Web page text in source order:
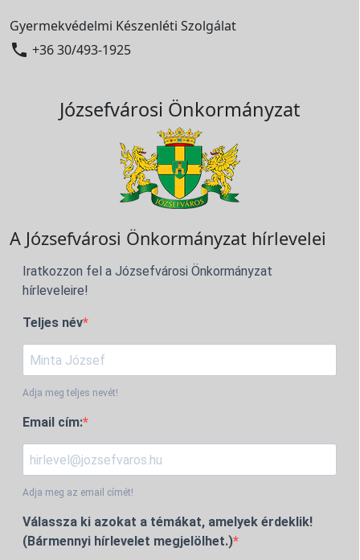
Gyermekvédelmi Készenléti Szolgálat
 +36 30/493-1925
Józsefvárosi Önkormányzat
A Józsefvárosi Önkormányzat hírlevelei
Iratkozzon fel a Józsefvárosi Önkormányzat
hírleveleire!
Teljes név
Adja meg teljes nevét!
Email cím:
Adja meg az email címét!
Válassza ki azokat a témákat, amelyek érdeklik!
(Bármennyi hírlevelet megjelölhet.)